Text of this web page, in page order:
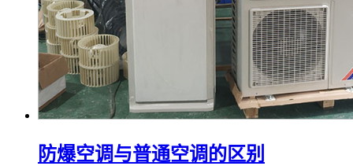
防爆空调与普通空调的区别